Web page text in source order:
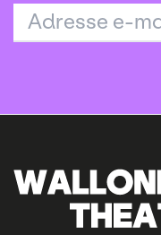
Adresse e-